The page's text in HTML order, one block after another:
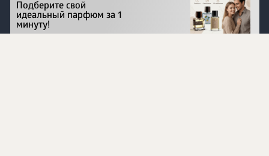
Перейти на сайт
Подберите свой
идеальный парфюм за 1
минуту!